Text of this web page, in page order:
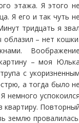
этажа. Я этого
Я его и так чуть
тридцать я
облазил – нет
– моя
с
а тогда было
немного
квартиру.
землю